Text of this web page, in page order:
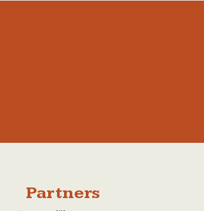
Partners